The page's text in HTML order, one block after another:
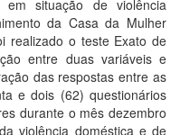
situação de violência
da Casa da Mulher
realizado o teste Exato de
entre duas variáveis e
das respostas entre as
e dois (62) questionários
durante o mês dezembro
violência doméstica e de